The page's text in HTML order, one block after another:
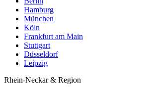
Hamburg
München
Köln
Frankfurt am Main
Stuttgart
Düsseldorf
Leipzig
Rhein-Neckar & Region